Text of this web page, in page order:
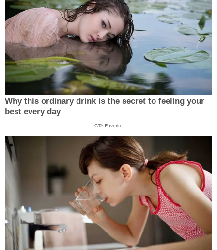
Why this ordinary drink is the secret to feeling your
best every day
CTA Favorite